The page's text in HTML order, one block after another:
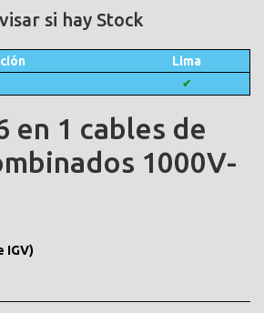
si hay Stock
Lima
✔
en 1 cables de
1000V-
IGV)